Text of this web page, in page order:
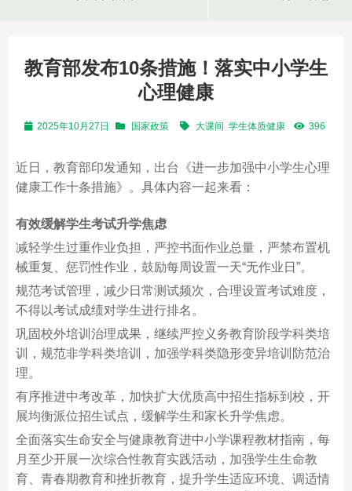
教育部发布10条措施！落实中小学生
心理健康
2025年10月27日 国家政策 大课间 学生体质健康 396
近日，教育部印发通知，出台《进一步加强中小学生心理
健康工作十条措施》。具体内容一起来看：
有效缓解学生考试升学焦虑
减轻学生过重作业负担，严控书面作业总量，严禁布置机
械重复、惩罚性作业，鼓励每周设置一天“无作业日”。
规范考试管理，减少日常测试频次，合理设置考试难度，
不得以考试成绩对学生进行排名。
巩固校外培训治理成果，继续严控义务教育阶段学科类培
训，规范非学科类培训，加强学科类隐形变异培训防范治
理。
有序推进中考改革，加快扩大优质高中招生指标到校，开
展均衡派位招生试点，缓解学生和家长升学焦虑。
全面落实生命安全与健康教育进中小学课程教材指南，每
月至少开展一次综合性教育实践活动，加强学生生命教
育、青春期教育和挫折教育，提升学生适应环境、调适情